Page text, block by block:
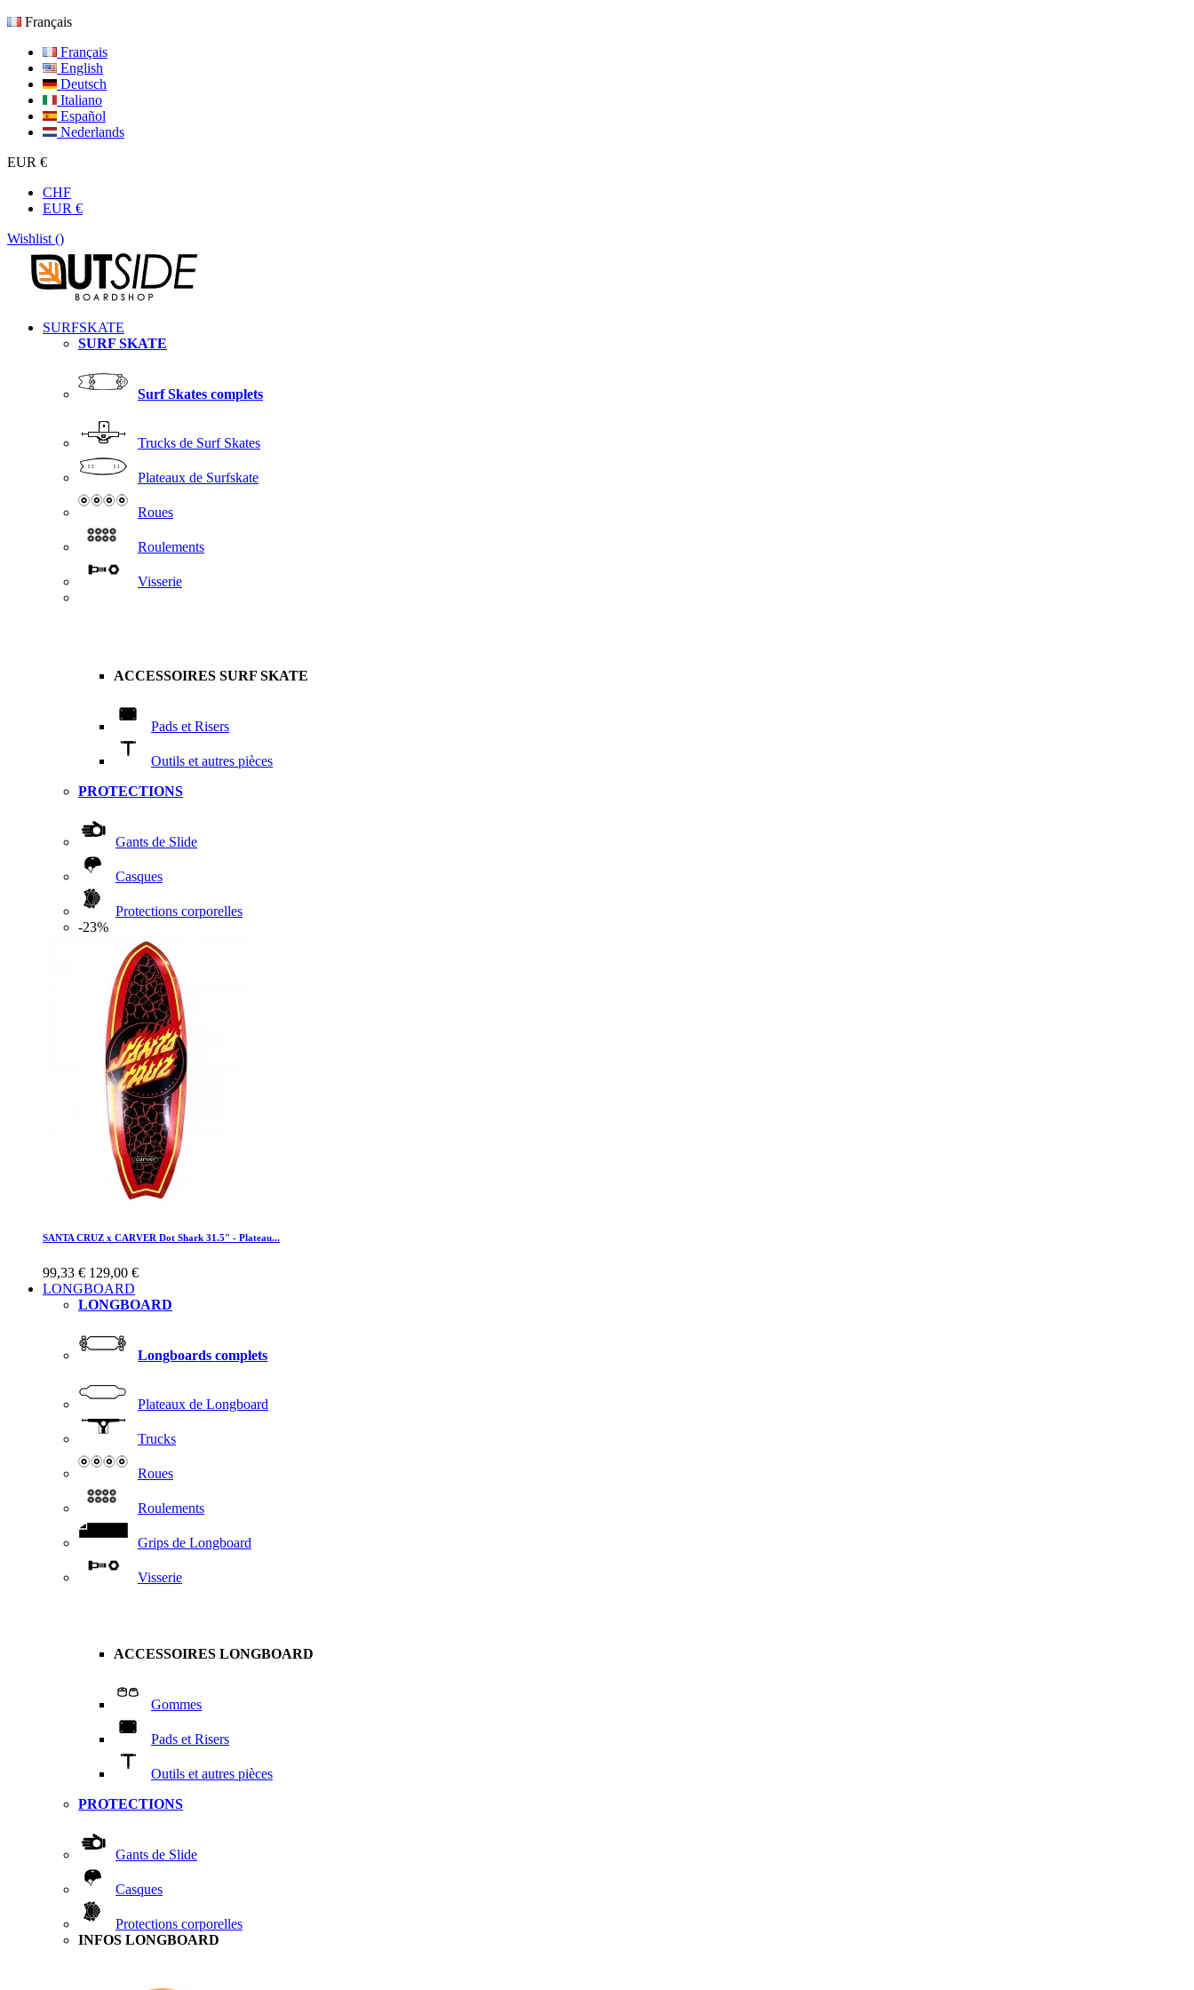
Français
Français
English
Deutsch
Italiano
Español
Nederlands
EUR €
CHF
EUR €
Wishlist ()
SURFSKATE
SURF SKATE
Surf Skates complets
Trucks de Surf Skates
Plateaux de Surfskate
Roues
Roulements
Visserie
ACCESSOIRES SURF SKATE
Pads et Risers
Outils et autres pièces
PROTECTIONS
Gants de Slide
Casques
Protections corporelles
-23%
SANTA CRUZ x CARVER Dot Shark 31.5" - Plateau...
99,33 € 129,00 €
LONGBOARD
LONGBOARD
Longboards complets
Plateaux de Longboard
Trucks
Roues
Roulements
Grips de Longboard
Visserie
ACCESSOIRES LONGBOARD
Gommes
Pads et Risers
Outils et autres pièces
PROTECTIONS
Gants de Slide
Casques
Protections corporelles
INFOS LONGBOARD